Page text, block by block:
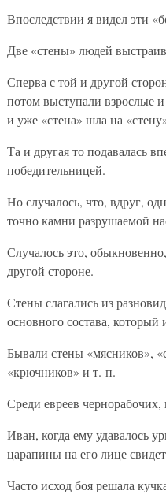
Впоследствии я видел эти
Две «стены» людей
Сперва с той и другой
потом выступали взрослые
и уже «стена» шла на
Та и другая то подавалась
победительницей.
Но случалось, что, вдруг,
точно камни разрушаемой
Случалось это,
другой стороне.
Стены слагались из
основного состава, который
Бывали стены «мясников»,
«крючников» и т. п.
Среди евреев
Иван, когда ему удавалось
царапины на его лице
Часто исход боя решала